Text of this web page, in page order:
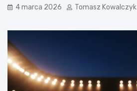
4 marca 2026 Tomasz Kowalczyk